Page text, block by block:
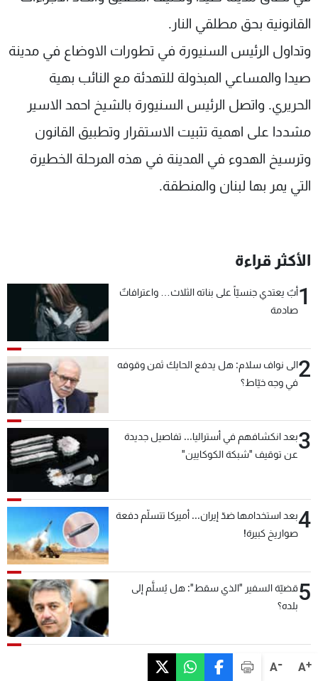
A+
A-
القانونية بحق مطلقي النار.
وتداول الرئيس السنيورة في تطورات الاوضاع في مدينة
صيدا والمساعي المبذولة للتهدئة مع النائب بهية
الحريري. واتصل الرئيس السنيورة بالشيخ احمد الاسير
مشددا على اهمية تثبيت الاستقرار وتطبيق القانون
وترسيخ الهدوء في المدينة في هذه المرحلة الخطيرة
التي يمر بها لبنان والمنطقة.
الأكثر قراءة
1أبٌ يعتدي جنسيّاً على بناته الثلاث… واعترافاتٌ
صادمة
2الى نواف سلام: هل يدفع الحايك ثمن وقوفه
في وجه خيّاط؟
3بعد انكشافهم في أستراليا... تفاصيل جديدة
عن توقيف "شبكة الكوكايين"
4بعد استخدامها ضدّ إيران... أميركا تتسلّم دفعة
صواريخ كبيرة!
5قضيّة السفير "الذي سقط": هل يُسلَّم إلى
بلده؟